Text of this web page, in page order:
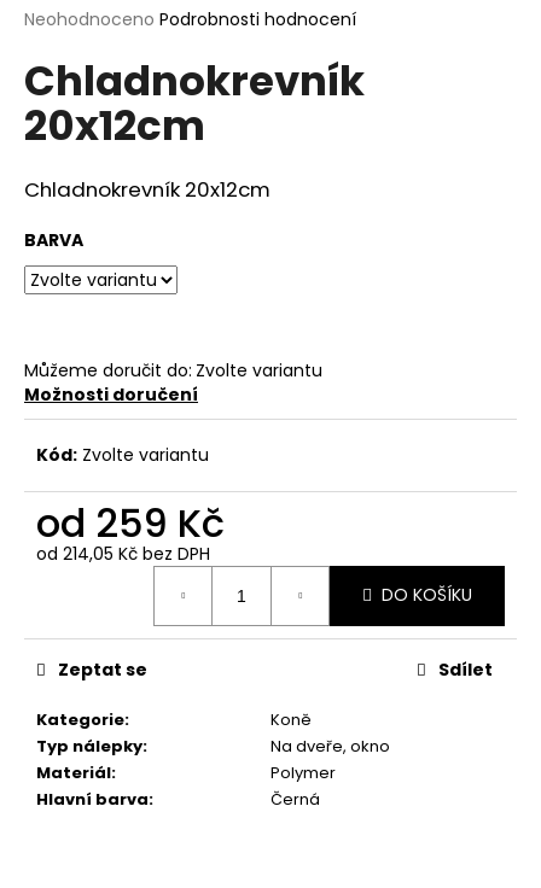
Průměrné
produktu
je
0,0
z
hvězdiček.
Neohodnoceno Podrobnosti hodnocení
Chladnokrevník
20x12cm
Chladnokrevník 20x12cm
BARVA
Můžeme doručit do: Zvolte variantu
Možnosti doručení
Kód: Zvolte variantu
od 259 Kč
od 214,05 Kč bez DPH
DO KOŠÍKU
Kategorie:
Koně
Typ nálepky:
Na dveře, okno
Materiál:
Polymer
Hlavní barva: Černá
Zeptat se Sdílet
a
j
í
t
D
o
o
r
u
č
u
m
e
"RUKU
RUCE"
18X16,5CM